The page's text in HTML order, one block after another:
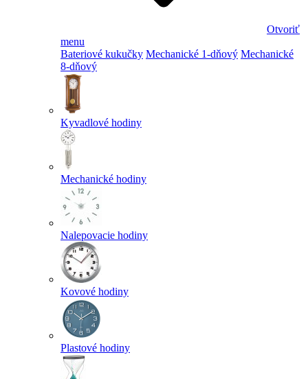
Otvoriť
menu
Bateriové kukučky Mechanické 1-dňový Mechanické
8-dňový
Kyvadlové hodiny
Mechanické hodiny
Nalepovacie hodiny
Kovové hodiny
Plastové hodiny